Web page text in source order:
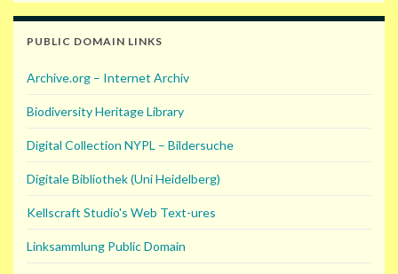
PUBLIC DOMAIN LINKS
Archive.org – Internet Archiv
Biodiversity Heritage Library
Digital Collection NYPL – Bildersuche
Digitale Bibliothek (Uni Heidelberg)
Kellscraft Studio's Web Text-ures
Linksammlung Public Domain